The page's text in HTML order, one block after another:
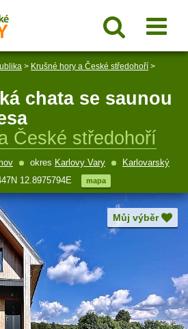
> Krušné hory a České středohoří >
chata se saunou
České středohoří
okres Karlovy Vary
Karlovarský
12.8975794E mapa
Můj výběr